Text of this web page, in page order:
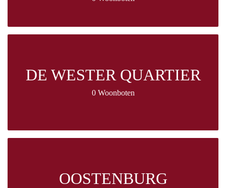
DE WESTER QUARTIER
0 Woonboten
OOSTENBURG